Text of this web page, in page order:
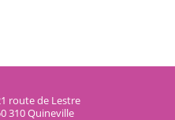
route de Lestre
310 Quineville